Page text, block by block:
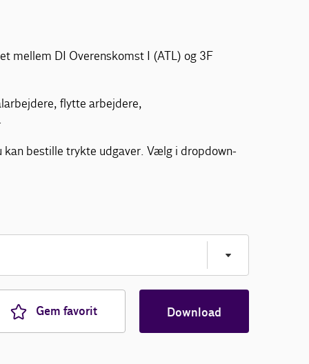
mellem DI Overenskomst I (ATL) og 3F
flytte arbejdere,
kan bestille trykte udgaver. Vælg i dropdown-
Gem favorit Download